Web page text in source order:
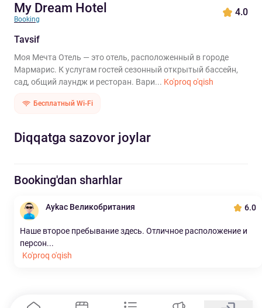
My Dream Hotel
Booking
4.0
Tavsif
Моя Мечта Отель — это отель, расположенный в городе
Мармарис. К услугам гостей сезонный открытый бассейн,
сад, общий лаундж и ресторан. Вари... Ko'proq o'qish
Бесплатный Wi-Fi
Diqqatga sazovor joylar
Booking'dan sharhlar
Aykac Великобритания 6.0
Наше второе пребывание здесь. Отличное расположение и
персон...
Ko'proq o'qish